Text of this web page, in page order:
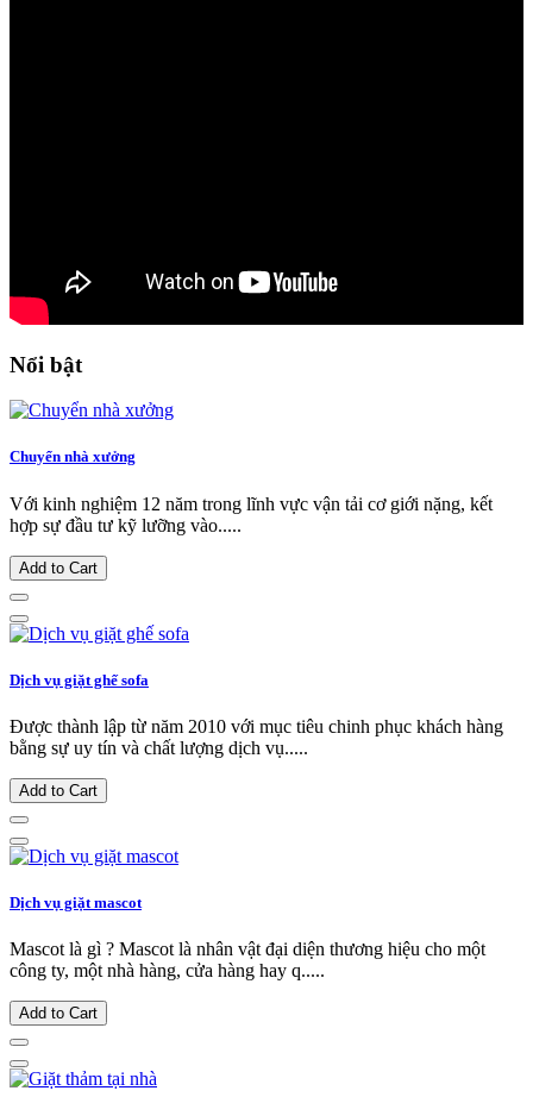
Nổi bật
Chuyển nhà xưởng
Với kinh nghiệm 12 năm trong lĩnh vực vận tải cơ giới nặng, kết
hợp sự đầu tư kỹ lưỡng vào.....
Add to Cart
Dịch vụ giặt ghế sofa
Được thành lập từ năm 2010 với mục tiêu chinh phục khách hàng
bằng sự uy tín và chất lượng dịch vụ.....
Add to Cart
Dịch vụ giặt mascot
Mascot là gì ? Mascot là nhân vật đại diện thương hiệu cho một
công ty, một nhà hàng, cửa hàng hay q.....
Add to Cart